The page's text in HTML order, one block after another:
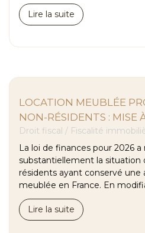
Lire la suite
LOCATION MEUBLÉE
NON-RÉSIDENTS : MISE
Droit fiscal / Fiscalité
La loi de finances pour 2026
substantiellement la situation
résidents ayant conservé une
meublée en France. En
Lire la suite